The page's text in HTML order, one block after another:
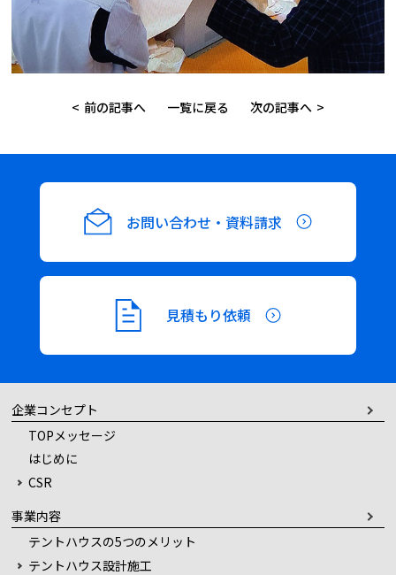
前の記事へ 一覧に戻る 次の記事へ
お問い合わせ・資料請求
見積もり依頼
企業コンセプト
TOPメッセージ
はじめに
CSR
事業内容
テントハウスの5つのメリット
テントハウス設計施工